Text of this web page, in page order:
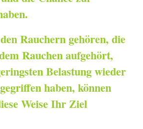
Rauchern gehören, die
Rauchen aufgehört,
Belastung wieder
haben, können
Weise Ihr Ziel